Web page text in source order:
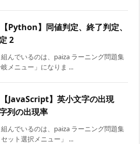
Python】同値判定、終了判定、
2
んでいるのは、paiza ラーニング問題集
岐メニュー」になりま ...
JavaScript】英小文字の出現
列の出現率
んでいるのは、paiza ラーニング問題集
セット選択メニュー」 ...